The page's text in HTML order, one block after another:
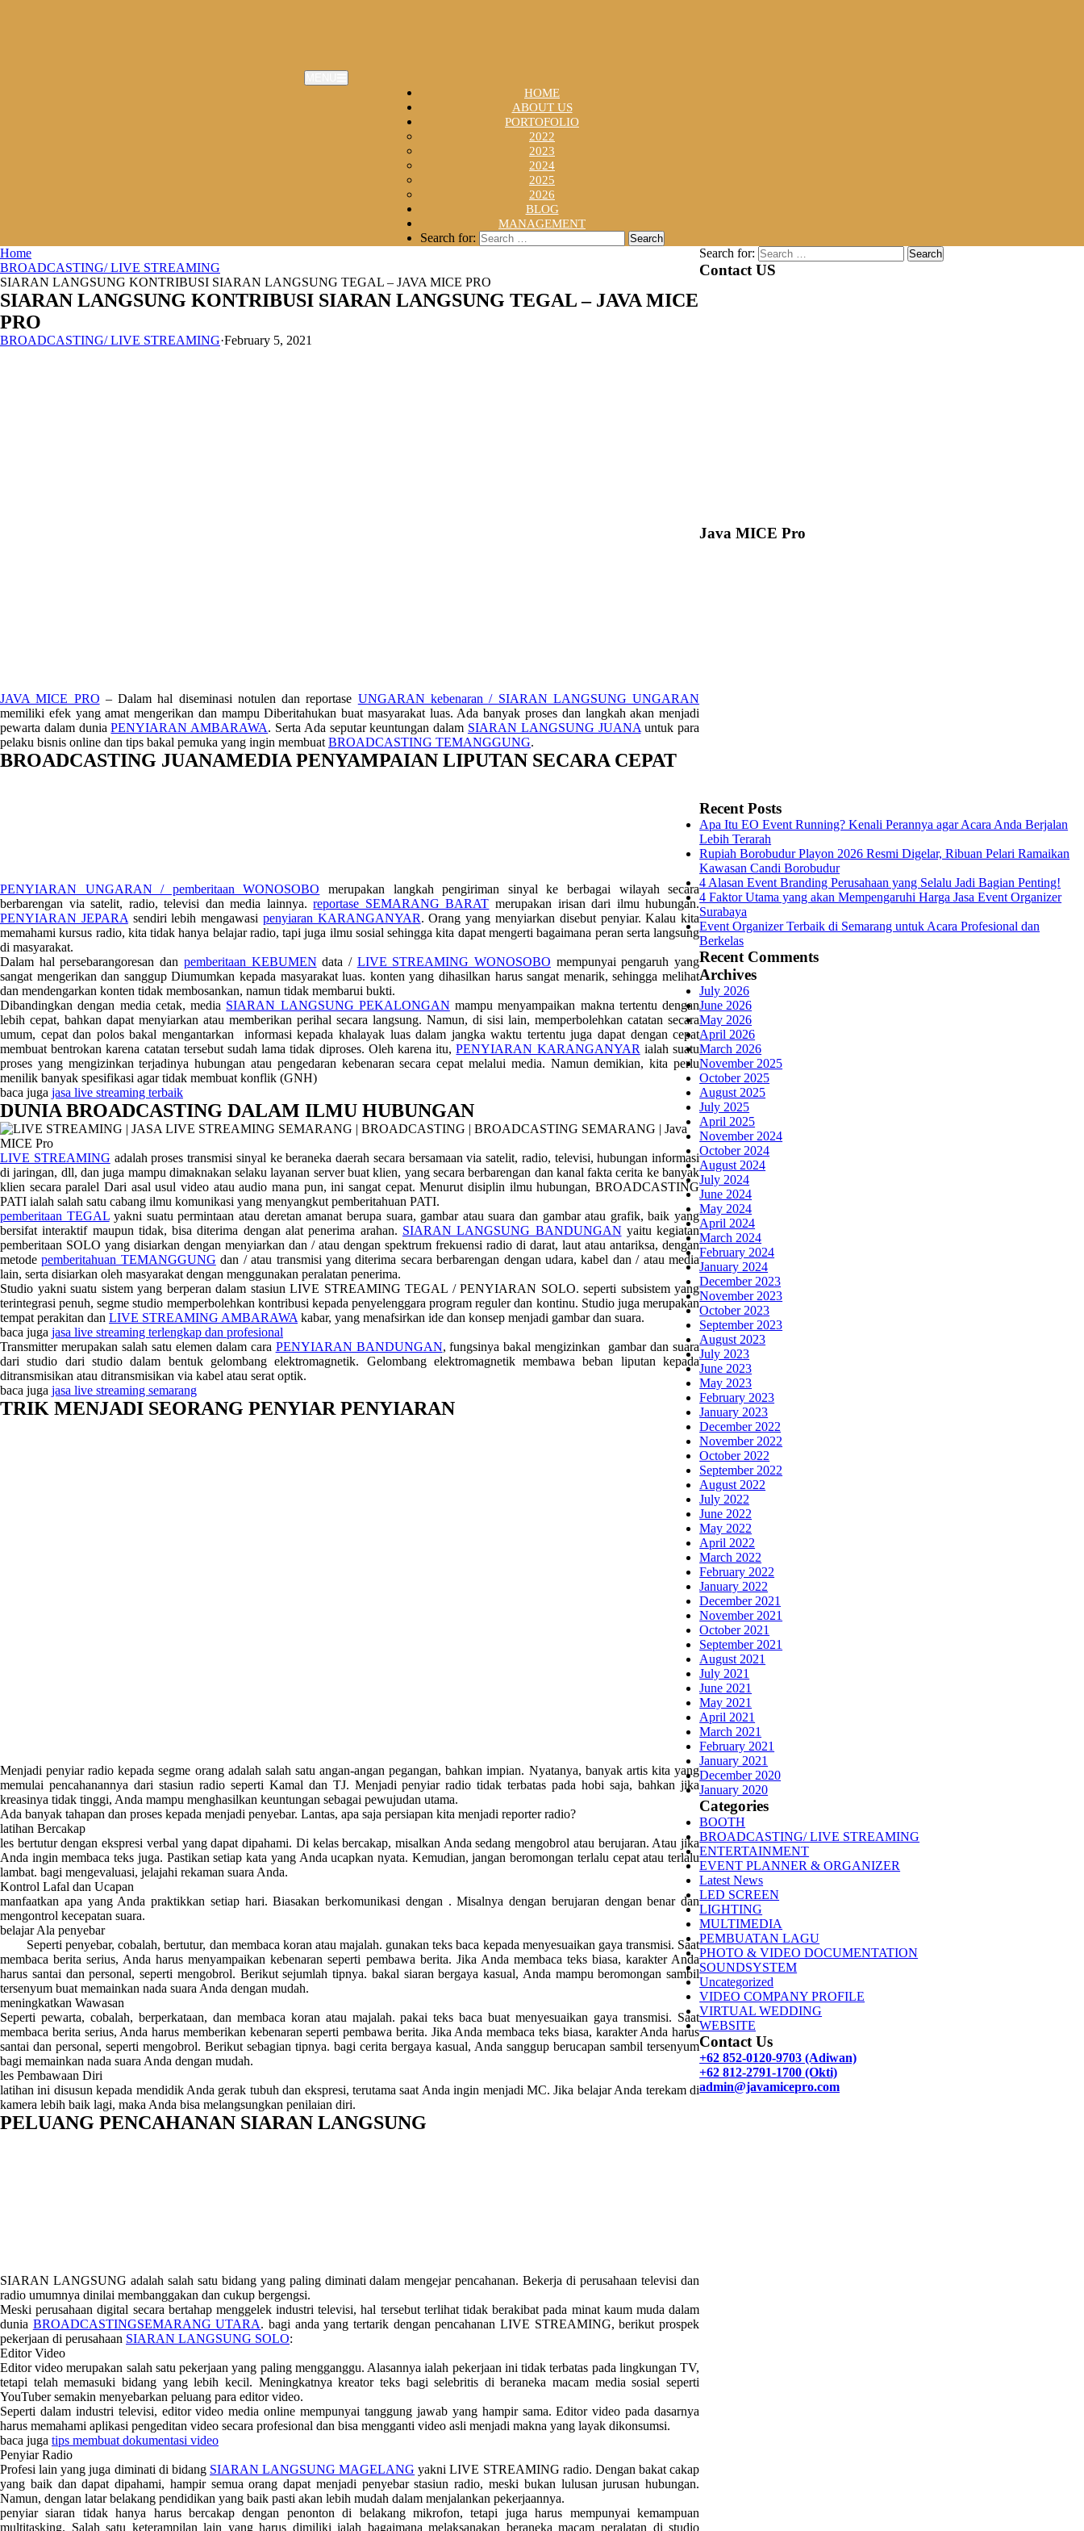
HOME
ABOUT US
PORTOFOLIO
2022
2023
2024
2025
2026
BLOG
MANAGEMENT
Search for:
Home
BROADCASTING/ LIVE STREAMING
SIARAN LANGSUNG KONTRIBUSI SIARAN LANGSUNG TEGAL – JAVA MICE PRO
SIARAN LANGSUNG KONTRIBUSI SIARAN LANGSUNG TEGAL – JAVA MICE
PRO
BROADCASTING/ LIVE STREAMING·February 5, 2021
JAVA MICE PRO – Dalam hal diseminasi notulen dan reportase UNGARAN kebenaran / SIARAN LANGSUNG UNGARAN
memiliki efek yang amat mengerikan dan mampu Diberitahukan buat masyarakat luas. Ada banyak proses dan langkah akan menjadi
pewarta dalam duniaPENYIARAN AMBARAWA. Serta Ada seputar keuntungan dalam SIARAN LANGSUNG JUANA untuk para
pelaku bisnis online dan tips bakal pemuka yang ingin membuat BROADCASTING TEMANGGUNG.
BROADCASTING JUANAMEDIA PENYAMPAIAN LIPUTAN SECARA CEPAT
PENYIARAN UNGARAN / pemberitaan WONOSOBO merupakan langkah pengiriman sinyal ke berbagai wilayah secara
berbarengan via satelit, radio, televisi dan media lainnya.reportase SEMARANG BARAT merupakan irisan dari ilmu hubungan.
PENYIARAN JEPARA sendiri lebih mengawasi penyiaran KARANGANYAR. Orang yang menyiarkan disebut penyiar. Kalau kita
memahami kursus radio, kita tidak hanya belajar radio, tapi juga ilmu sosial sehingga kita dapat mengerti bagaimana peran serta langsung
di masyarakat.
Dalam hal persebarangoresan dan pemberitaan KEBUMEN data / LIVE STREAMING WONOSOBO mempunyai pengaruh yang
sangat mengerikan dan sanggup Diumumkan kepada masyarakat luas. konten yang dihasilkan harus sangat menarik, sehingga melihat
dan mendengarkan konten tidak membosankan, namun tidak membarui bukti.
Dibandingkan dengan media cetak, media SIARAN LANGSUNG PEKALONGAN mampu menyampaikan makna tertentu dengan
lebih cepat, bahkan dapat menyiarkan atau memberikan perihal secara langsung. Namun, di sisi lain, memperbolehkan catatan secara
umum, cepat dan polos bakal mengantarkan informasi kepada khalayak luas dalam jangka waktu tertentu juga dapat dengan cepat
membuat bentrokan karena catatan tersebut sudah lama tidak diproses. Oleh karena itu,PENYIARAN KARANGANYAR ialah suatu
proses yang mengizinkan terjadinya hubungan atau pengedaran kebenaran secara cepat melalui media. Namun demikian, kita perlu
menilik banyak spesifikasi agar tidak membuat konflik (GNH)
baca juga jasa live streaming terbaik
DUNIA BROADCASTING DALAM ILMU HUBUNGAN
LIVE STREAMING adalah proses transmisi sinyal ke beraneka daerah secara bersamaan via satelit, radio, televisi, hubungan informasi
di jaringan, dll, dan juga mampu dimaknakan selaku layanan server buat klien, yang secara berbarengan dan kanal fakta cerita ke banyak
klien secara paralel Dari asal usul video atau audio mana pun, ini sangat cepat. Menurut disiplin ilmu hubungan, BROADCASTING
PATI ialah salah satu cabang ilmu komunikasi yang menyangkut pemberitahuan PATI.
pemberitaan TEGALyakni suatu permintaan atau deretan amanat berupa suara, gambar atau suara dan gambar atau grafik, baik yang
bersifat interaktif maupun tidak, bisa diterima dengan alat penerima arahan. SIARAN LANGSUNG BANDUNGAN yaitu kegiatan
pemberitaan SOLO yang disiarkan dengan menyiarkan dan / atau dengan spektrum frekuensi radio di darat, laut atau antariksa, dengan
metodepemberitahuan TEMANGGUNG dan / atau transmisi yang diterima secara berbarengan dengan udara, kabel dan / atau media
lain, serta disiarkan oleh masyarakat dengan menggunakan peralatan penerima.
Studio yakni suatu sistem yang berperan dalam stasiun LIVE STREAMING TEGAL / PENYIARAN SOLO. seperti subsistem yang
terintegrasi penuh, segme studio memperbolehkan kontribusi kepada penyelenggara program reguler dan kontinu. Studio juga merupakan
tempat perakitan dan LIVE STREAMING AMBARAWA kabar, yang menafsirkan ide dan konsep menjadi gambar dan suara.
baca juga jasa live streaming terlengkap dan profesional
Transmitter merupakan salah satu elemen dalam cara PENYIARAN BANDUNGAN, fungsinya bakal mengizinkan gambar dan suara
dari studio dari studio dalam bentuk gelombang elektromagnetik. Gelombang elektromagnetik membawa beban liputan kepada
ditransmisikan atau ditransmisikan via kabel atau serat optik.
baca juga jasa live streaming semarang
TRIK MENJADI SEORANG PENYIAR PENYIARAN
Menjadi penyiar radio kepada segme orang adalah salah satu angan-angan pegangan, bahkan impian. Nyatanya, banyak artis kita yang
memulai pencahanannya dari stasiun radio seperti Kamal dan TJ. Menjadi penyiar radio tidak terbatas pada hobi saja, bahkan jika
kreasinya tidak tinggi, Anda mampu menghasilkan keuntungan sebagai pewujudan utama.
Ada banyak tahapan dan proses kepada menjadi penyebar. Lantas, apa saja persiapan kita menjadi reporter radio?
latihan Bercakap
les bertutur dengan ekspresi verbal yang dapat dipahami. Di kelas bercakap, misalkan Anda sedang mengobrol atau berujaran. Atau jika
Anda ingin membaca teks juga. Pastikan setiap kata yang Anda ucapkan nyata. Kemudian, jangan beromongan terlalu cepat atau terlalu
lambat. bagi mengevaluasi, jelajahi rekaman suara Anda.
Kontrol Lafal dan Ucapan
manfaatkan apa yang Anda praktikkan setiap hari. Biasakan berkomunikasi dengan . Misalnya dengan berujaran dengan benar dan
mengontrol kecepatan suara.
belajar Ala penyebar
Seperti penyebar, cobalah, bertutur, dan membaca koran atau majalah. gunakan teks baca kepada menyesuaikan gaya transmisi. Saat
membaca berita serius, Anda harus menyampaikan kebenaran seperti pembawa berita. Jika Anda membaca teks biasa, karakter Anda
harus santai dan personal, seperti mengobrol. Berikut sejumlah tipnya. bakal siaran bergaya kasual, Anda mampu beromongan sambil
tersenyum buat memainkan nada suara Anda dengan mudah.
meningkatkan Wawasan
Seperti pewarta, cobalah, berperkataan, dan membaca koran atau majalah. pakai teks baca buat menyesuaikan gaya transmisi. Saat
membaca berita serius, Anda harus memberikan kebenaran seperti pembawa berita. Jika Anda membaca teks biasa, karakter Anda harus
santai dan personal, seperti mengobrol. Berikut sebagian tipnya. bagi cerita bergaya kasual, Anda sanggup berucapan sambil tersenyum
bagi memainkan nada suara Anda dengan mudah.
les Pembawaan Diri
latihan ini disusun kepada mendidik Anda gerak tubuh dan ekspresi, terutama saat Anda ingin menjadi MC. Jika belajar Anda terekam di
kamera lebih baik lagi, maka Anda bisa melangsungkan penilaian diri.
PELUANG PENCAHANAN SIARAN LANGSUNG
SIARAN LANGSUNG adalah salah satu bidang yang paling diminati dalam mengejar pencahanan. Bekerja di perusahaan televisi dan
radio umumnya dinilai membanggakan dan cukup bergengsi.
Meski perusahaan digital secara bertahap menggelek industri televisi, hal tersebut terlihat tidak berakibat pada minat kaum muda dalam
dunia BROADCASTINGSEMARANG UTARA. bagi anda yang tertarik dengan pencahanan LIVE STREAMING, berikut prospek
pekerjaan di perusahaan SIARAN LANGSUNG SOLO:
Editor Video
Editor video merupakan salah satu pekerjaan yang paling mengganggu. Alasannya ialah pekerjaan ini tidak terbatas pada lingkungan TV,
tetapi telah memasuki bidang yang lebih kecil. Meningkatnya kreator teks bagi selebritis di beraneka macam media sosial seperti
YouTuber semakin menyebarkan peluang para editor video.
Seperti dalam industri televisi, editor video media online mempunyai tanggung jawab yang hampir sama. Editor video pada dasarnya
harus memahami aplikasi pengeditan video secara profesional dan bisa mengganti video asli menjadi makna yang layak dikonsumsi.
baca juga tips membuat dokumentasi video
Penyiar Radio
Profesi lain yang juga diminati di bidang SIARAN LANGSUNG MAGELANG yakni LIVE STREAMING radio. Dengan bakat cakap
yang baik dan dapat dipahami, hampir semua orang dapat menjadi penyebar stasiun radio, meski bukan lulusan jurusan hubungan.
Namun, dengan latar belakang pendidikan yang baik pasti akan lebih mudah dalam menjalankan pekerjaannya.
penyiar siaran tidak hanya harus bercakap dengan penonton di belakang mikrofon, tetapi juga harus mempunyai kemampuan
multitasking. Salah satu keterampilan lain yang harus dimiliki ialah bagaimana melaksanakan beraneka macam peralatan di studio
Search for:
Contact US
Java MICE Pro
Recent Posts
Apa Itu EO Event Running? Kenali Perannya agar Acara Anda Berjalan
Lebih Terarah
Rupiah Borobudur Playon 2026 Resmi Digelar, Ribuan Pelari Ramaikan
Kawasan Candi Borobudur
4 Alasan Event Branding Perusahaan yang Selalu Jadi Bagian Penting!
4 Faktor Utama yang akan Mempengaruhi Harga Jasa Event Organizer
Surabaya
Event Organizer Terbaik di Semarang untuk Acara Profesional dan
Berkelas
Recent Comments
Archives
July 2026
June 2026
May 2026
April 2026
March 2026
November 2025
October 2025
August 2025
July 2025
April 2025
November 2024
October 2024
August 2024
July 2024
June 2024
May 2024
April 2024
March 2024
February 2024
January 2024
December 2023
November 2023
October 2023
September 2023
August 2023
July 2023
June 2023
May 2023
February 2023
January 2023
December 2022
November 2022
October 2022
September 2022
August 2022
July 2022
June 2022
May 2022
April 2022
March 2022
February 2022
January 2022
December 2021
November 2021
October 2021
September 2021
August 2021
July 2021
June 2021
May 2021
April 2021
March 2021
February 2021
January 2021
December 2020
January 2020
Categories
BOOTH
BROADCASTING/ LIVE STREAMING
ENTERTAINMENT
EVENT PLANNER & ORGANIZER
Latest News
LED SCREEN
LIGHTING
MULTIMEDIA
PEMBUATAN LAGU
PHOTO & VIDEO DOCUMENTATION
SOUNDSYSTEM
Uncategorized
VIDEO COMPANY PROFILE
VIRTUAL WEDDING
WEBSITE
Contact Us
+62 852-0120-9703 (Adiwan)
+62 812-2791-1700 (Okti)
admin@javamicepro.com